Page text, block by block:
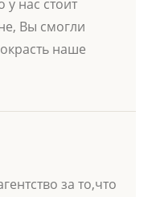
у нас стоит
Вы смогли
наше
за то,что